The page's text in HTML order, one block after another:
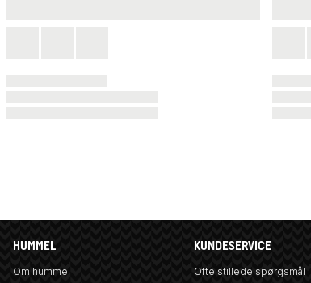
HUMMEL
Om hummel
KUNDESERVICE
Ofte stillede spørgsmål